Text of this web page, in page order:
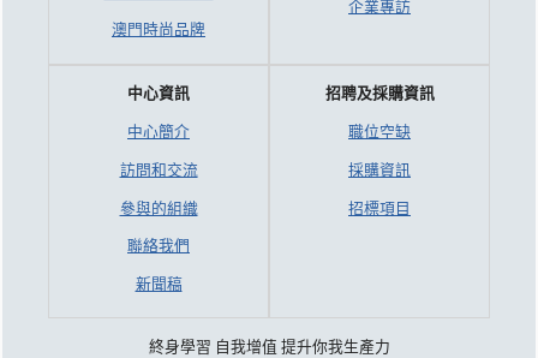
澳門時尚品牌
企業專訪
中心資訊
中心簡介
訪問和交流
參與的組織
聯絡我們
新聞稿
招聘及採購資訊
職位空缺
採購資訊
招標項目
終身學習 自我增值 提升你我生產力